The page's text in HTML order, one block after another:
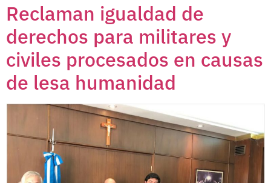
Reclaman igualdad de
derechos para militares y
civiles procesados en causas
de lesa humanidad